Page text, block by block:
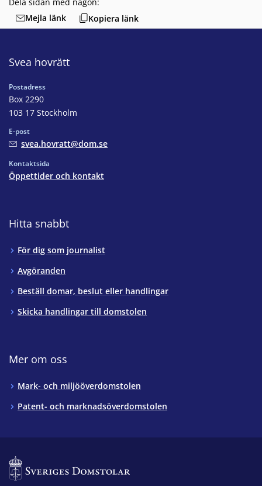
Mejla länk
Kopiera länk
Svea hovrätt
Postadress
Box 2290
103 17 Stockholm
E-post
svea.hovratt@dom.se
Kontaktsida
Öppettider och kontakt
Hitta snabbt
För dig som journalist
Avgöranden
Beställ domar, beslut eller handlingar
Skicka handlingar till domstolen
Mer om oss
Mark- och miljööverdomstolen
Patent- och marknadsöverdomstolen